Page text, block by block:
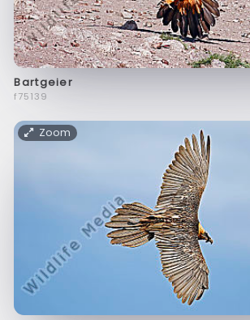
Bartgeier
f75139
Zoom